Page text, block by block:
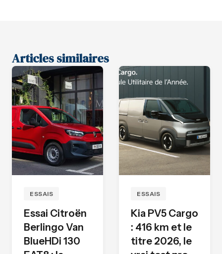
Articles similaires
ESSAIS
Essai Citroën
Berlingo Van
BlueHDi 130
ESSAIS
Kia PV5 Cargo
: 416 km et le
titre 2026, le